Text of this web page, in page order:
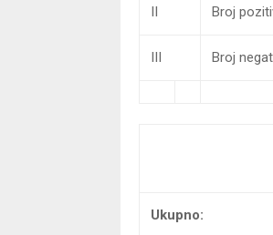
II Broj
III Broj
Ukupno: